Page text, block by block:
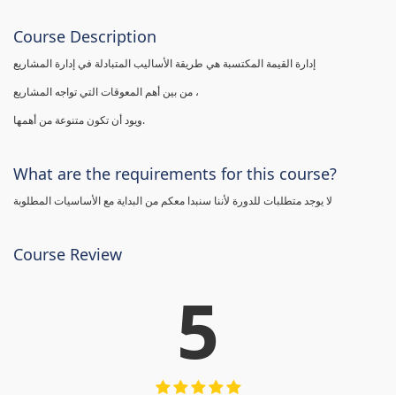
Course Description
إدارة القيمة المكتسبة هي طريقة الأساليب المتبادلة في إدارة المشاريع
من بين أهم المعوقات التي تواجه المشاريع ،
ويود أن تكون متنوعة من أهمها.
What are the requirements for this course?
لا يوجد متطلبات للدورة لأننا سنبدا معكم من البداية مع الأساسيات المطلوبة
Course Review
5